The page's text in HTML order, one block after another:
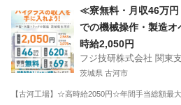
錦糸町駅 寝具
≪寮無料・月収46万
での機械操作・製造オ
時給2,050円
フジ技研株式会社 関東
茨城県 古河市
【古河工場】☆高時給2050円☆年間手当総額最